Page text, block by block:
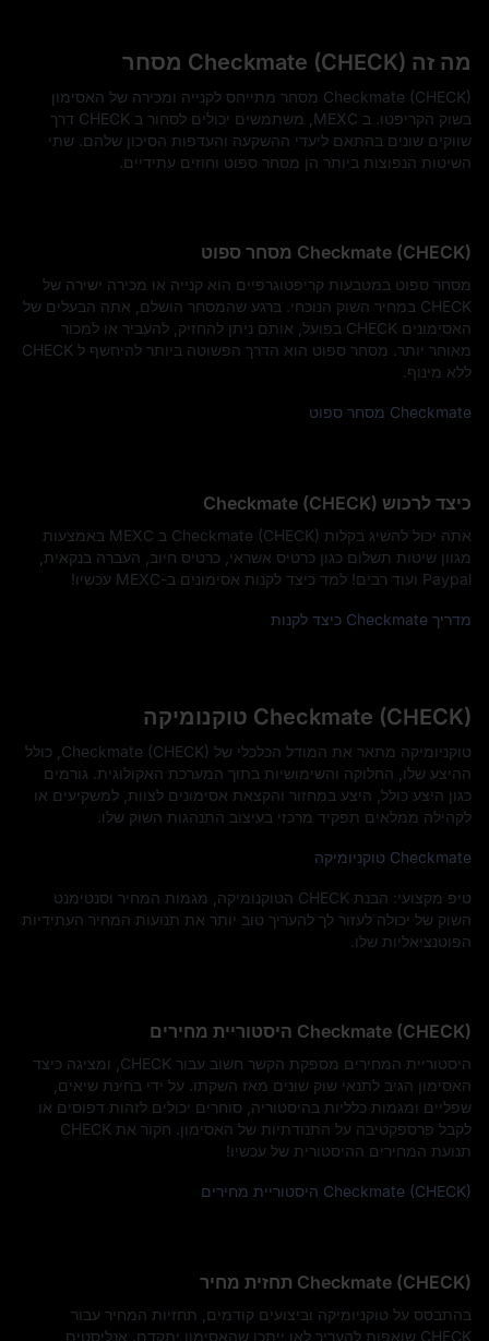
מה זה Checkmate (CHECK) מסחר
Checkmate (CHECK) מסחר מתייחס לקנייה ומכירה של האסימון
בשוק הקריפטו. ב MEXC, משתמשים יכולים לסחור ב CHECK דרך
שווקים שונים בהתאם ליעדי ההשקעה והעדפות הסיכון שלהם. שתי
השיטות הנפוצות ביותר הן מסחר ספוט וחוזים עתידיים.
Checkmate (CHECK) מסחר ספוט
מסחר ספוט במטבעות קריפטוגרפיים הוא קנייה או מכירה ישירה של
CHECK במחיר השוק הנוכחי. ברגע שהמסחר הושלם, אתה הבעלים של
האסימונים CHECK בפועל, אותם ניתן להחזיק, להעביר או למכור
מאוחר יותר. מסחר ספוט הוא הדרך הפשוטה ביותר להיחשף ל CHECK
ללא מינוף.
Checkmate מסחר ספוט
כיצד לרכוש Checkmate (CHECK)
אתה יכול להשיג בקלות Checkmate (CHECK) ב MEXC באמצעות
מגוון שיטות תשלום כגון כרטיס אשראי, כרטיס חיוב, העברה בנקאית,
Paypal ועוד רבים! למד כיצד לקנות אסימונים ב-MEXC עכשיו!
מדריך Checkmate כיצד לקנות
Checkmate (CHECK) טוקנומיקה
טוקניומיקה מתאר את המודל הכלכלי של Checkmate (CHECK), כולל
ההיצע שלו, החלוקה והשימושיות בתוך המערכת האקולוגית. גורמים
כגון היצע כולל, היצע במחזור והקצאת אסימונים לצוות, למשקיעים או
לקהילה ממלאים תפקיד מרכזי בעיצוב התנהגות השוק שלו.
Checkmate טוקניומיקה
טיפ מקצועי: הבנת CHECK הטוקנומיקה, מגמות המחיר וסנטימנט
השוק של יכולה לעזור לך להעריך טוב יותר את תנועות המחיר העתידיות
הפוטנציאליות שלו.
Checkmate (CHECK) היסטוריית מחירים
היסטוריית המחירים מספקת הקשר חשוב עבור CHECK, ומציגה כיצד
האסימון הגיב לתנאי שוק שונים מאז השקתו. על ידי בחינת שיאים,
שפליים ומגמות כלליות בהיסטוריה, סוחרים יכולים לזהות דפוסים או
לקבל פרספקטיבה על התנודתיות של האסימון. חקור את CHECK
תנועת המחירים ההיסטורית של עכשיו!
Checkmate (CHECK) היסטוריית מחירים
Checkmate (CHECK) תחזית מחיר
בהתבסס על טוקניומיקה וביצועים קודמים, תחזיות המחיר עבור
CHECK שואפות להעריך לאן ייתכן שהאסימון יתקדם. אנליסטים